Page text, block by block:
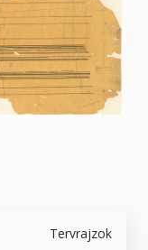
Tervrajzok